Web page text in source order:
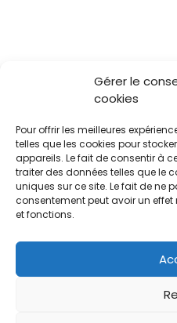
Gérer le
cookies
Pour offrir les meilleures
telles que les cookies pour
appareils. Le fait de consentir à
traiter des données telles que le
uniques sur ce site. Le fait de ne
consentement peut avoir un
et fonctions.